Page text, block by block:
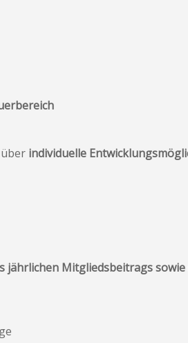
individuelle
jährlichen Mitgliedsbeitrags